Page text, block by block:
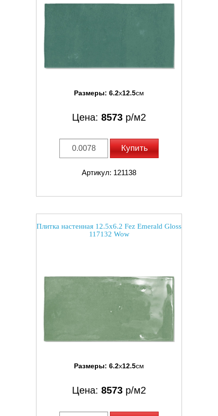
Размеры: 6.2x12.5см
Цена: 8573 р/м2
Купить
Артикул: 121138
Плитка настенная 12.5x6.2 Fez Emerald Gloss
117132 Wow
Размеры: 6.2x12.5см
Цена: 8573 р/м2